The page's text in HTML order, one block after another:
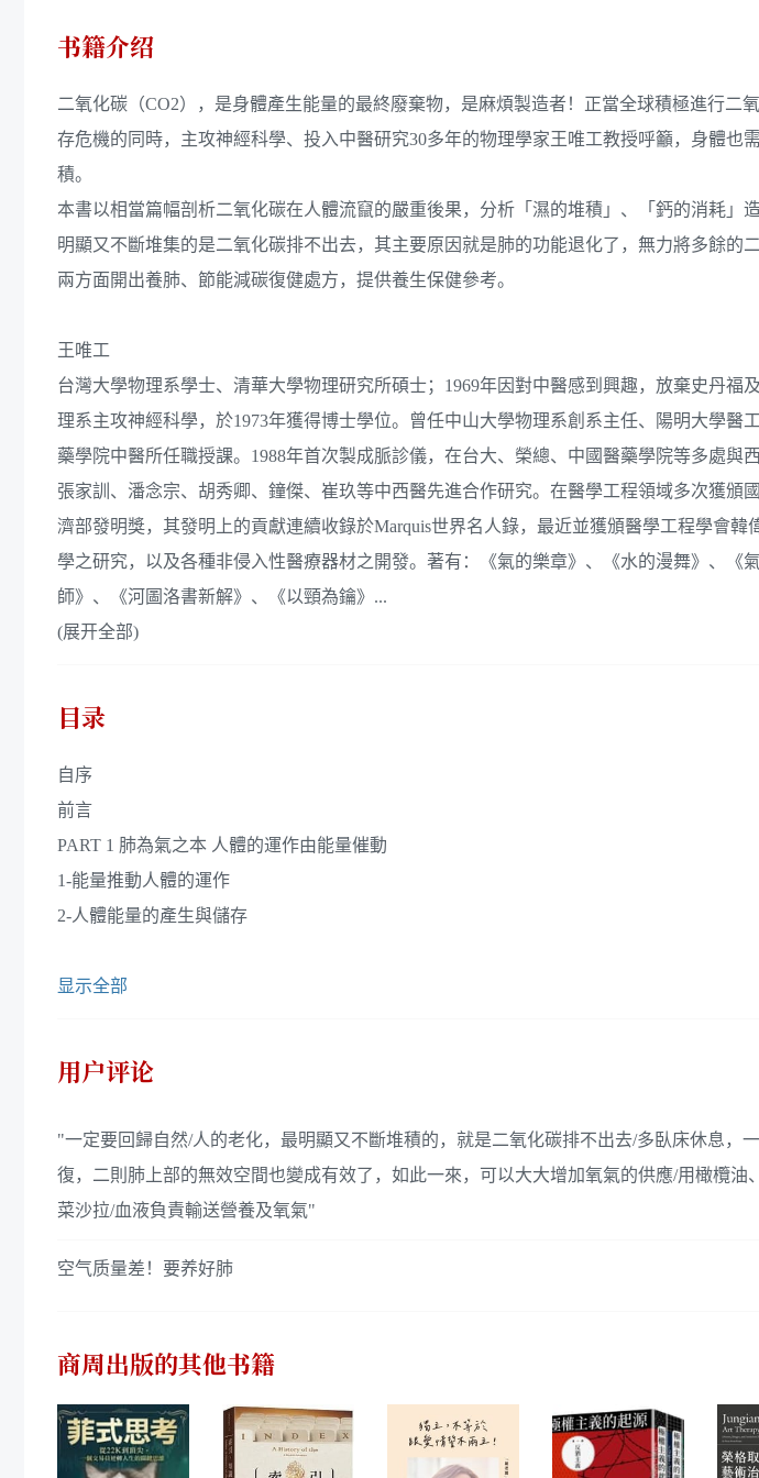
书籍介绍
二氧化碳（CO2），是身體產生能量的最終廢棄物，是麻煩製造者！正當全球積極進行二
存危機的同時，主攻神經科學、投入中醫研究30多年的物理學家王唯工教授呼籲，身體也
積。
本書以相當篇幅剖析二氧化碳在人體流竄的嚴重後果，分析「濕的堆積」、「鈣的消耗」
明顯又不斷堆集的是二氧化碳排不出去，其主要原因就是肺的功能退化了，無力將多餘的
兩方面開出養肺、節能減碳復健處方，提供養生保健參考。
王唯工
台灣大學物理系學士、清華大學物理研究所碩士；1969年因對中醫感到興趣，放棄史丹福
理系主攻神經科學，於1973年獲得博士學位。曾任中山大學物理系創系主任、陽明大學醫
藥學院中醫所任職授課。1988年首次製成脈診儀，在台大、榮總、中國醫藥學院等多處與
張家訓、潘念宗、胡秀卿、鐘傑、崔玖等中西醫先進合作研究。在醫學工程領域多次獲頒
濟部發明獎，其發明上的貢獻連續收錄於Marquis世界名人錄，最近並獲頒醫學工程學會
學之研究，以及各種非侵入性醫療器材之開發。著有：《氣的樂章》、《水的漫舞》、《
師》、《河圖洛書新解》、《以頸為鑰》...
(展开全部)
目录
自序
前言
PART 1 肺為氣之本 人體的運作由能量催動
1-能量推動人體的運作
2-人體能量的產生與儲存
显示全部
用户评论
"一定要回歸自然/人的老化，最明顯又不斷堆積的，就是二氧化碳排不出去/多臥床休息，
復，二則肺上部的無效空間也變成有效了，如此一來，可以大大增加氧氣的供應/用橄欖油
菜沙拉/血液負責輸送營養及氧氣"
空气质量差！要养好肺
商周出版的其他书籍